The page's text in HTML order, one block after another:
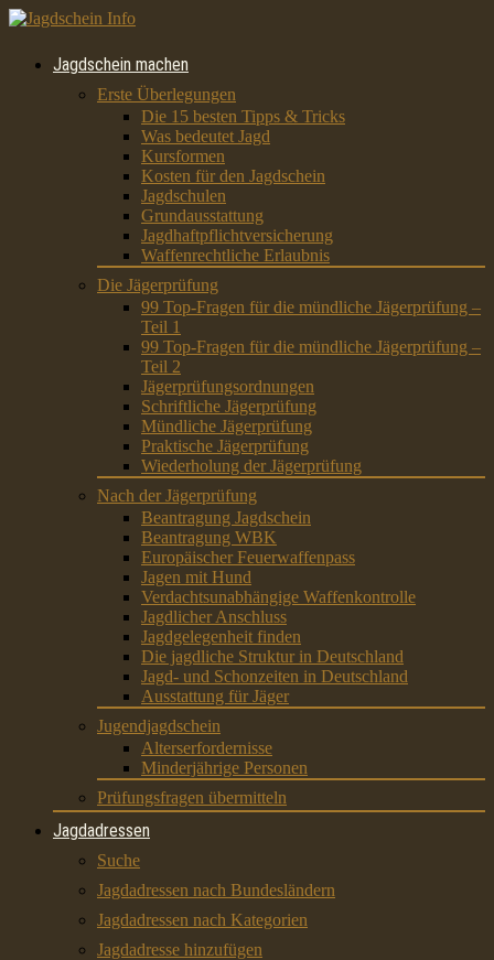
Jagdschein machen
Erste Überlegungen
Die 15 besten Tipps & Tricks
Was bedeutet Jagd
Kursformen
Kosten für den Jagdschein
Jagdschulen
Grundausstattung
Jagdhaftpflichtversicherung
Waffenrechtliche Erlaubnis
Die Jägerprüfung
99 Top-Fragen für die mündliche Jägerprüfung –
Teil 1
99 Top-Fragen für die mündliche Jägerprüfung –
Teil 2
Jägerprüfungsordnungen
Schriftliche Jägerprüfung
Mündliche Jägerprüfung
Praktische Jägerprüfung
Wiederholung der Jägerprüfung
Nach der Jägerprüfung
Beantragung Jagdschein
Beantragung WBK
Europäischer Feuerwaffenpass
Jagen mit Hund
Verdachtsunabhängige Waffenkontrolle
Jagdlicher Anschluss
Jagdgelegenheit finden
Die jagdliche Struktur in Deutschland
Jagd- und Schonzeiten in Deutschland
Ausstattung für Jäger
Jugendjagdschein
Alterserfordernisse
Minderjährige Personen
Prüfungsfragen übermitteln
Jagdadressen
Suche
Jagdadressen nach Bundesländern
Jagdadressen nach Kategorien
Jagdadresse hinzufügen